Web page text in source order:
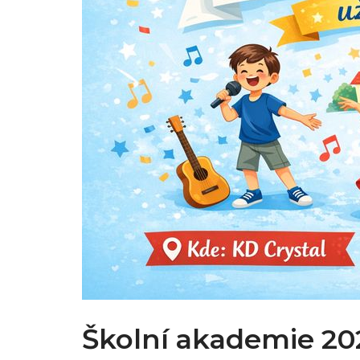
Školní akademie